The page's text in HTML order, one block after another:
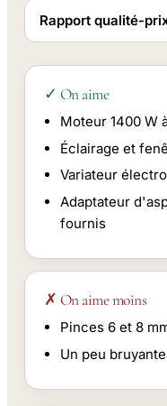
Rapport qualité-
✓ On aime
Moteur 1400 W
Éclairage et
Variateur
Adaptateur
fournis
✗ On aime moins
Pinces 6 et 8
Un peu